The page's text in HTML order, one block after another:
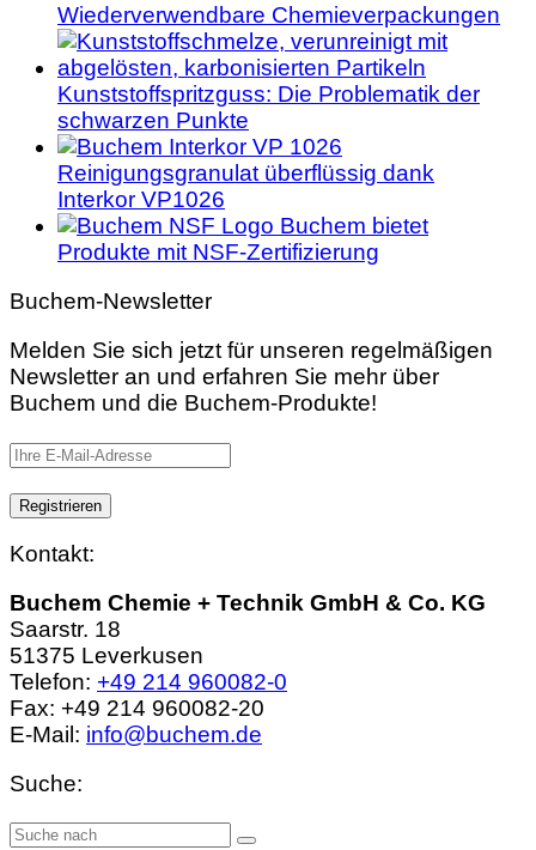
Wiederverwendbare Chemieverpackungen
Kunststoffspritzguss: Die Problematik der
schwarzen Punkte
Reinigungsgranulat überflüssig dank
Interkor VP1026
Buchem bietet
Produkte mit NSF-Zertifizierung
Buchem-Newsletter
Melden Sie sich jetzt für unseren regelmäßigen
Newsletter an und erfahren Sie mehr über
Buchem und die Buchem-Produkte!
Kontakt:
Buchem Chemie + Technik GmbH & Co. KG
Saarstr. 18
51375 Leverkusen
Telefon: +49 214 960082-0
Fax: +49 214 960082-20
E-Mail: info@buchem.de
Suche: